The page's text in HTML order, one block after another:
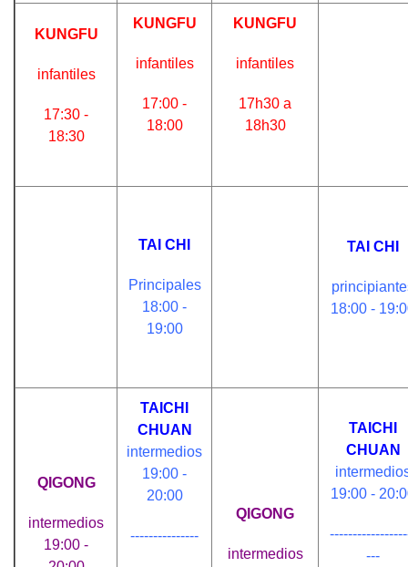
KUNGFU
infantiles
17:30 -
18:30
KUNGFU
infantiles
17:00 -
18:00
KUNGFU
infantiles
17h30 a
18h30
TAI CHI
Principales
18:00 -
19:00
TAI CHI
18:00 -
QIGONG
intermedios
19:00 -
TAICHI
CHUAN
intermedios
19:00 -
20:00
---------------
QIGONG
intermedios
TAICHI
CHUAN
19:00 -
---